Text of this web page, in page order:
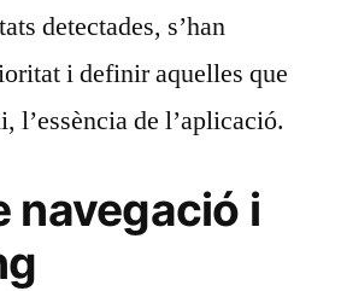
detectades, s’han
i definir aquelles que
l’essència de l’aplicació.
navegació i